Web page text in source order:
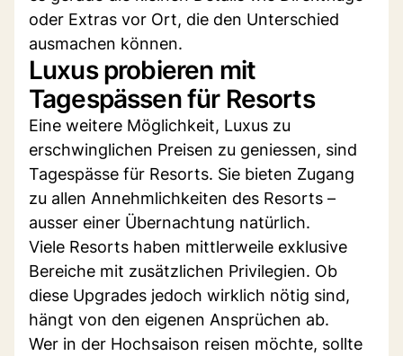
oder Extras vor Ort, die den Unterschied
ausmachen können.
Luxus probieren mit
Tagespässen für Resorts
Eine weitere Möglichkeit, Luxus zu
erschwinglichen Preisen zu geniessen, sind
Tagespässe für Resorts. Sie bieten Zugang
zu allen Annehmlichkeiten des Resorts –
ausser einer Übernachtung natürlich.
Viele Resorts haben mittlerweile exklusive
Bereiche mit zusätzlichen Privilegien. Ob
diese Upgrades jedoch wirklich nötig sind,
hängt von den eigenen Ansprüchen ab.
Wer in der Hochsaison reisen möchte, sollte